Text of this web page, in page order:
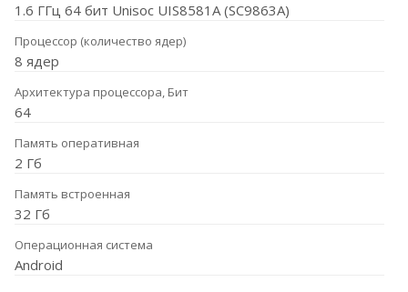
1.6 ГГц 64 бит Unisoc UIS8581A (SC9863A)
Процессор (количество ядер)
8 ядер
Архитектура процессора, Бит
64
Память оперативная
2 Гб
Память встроенная
32 Гб
Операционная система
Android